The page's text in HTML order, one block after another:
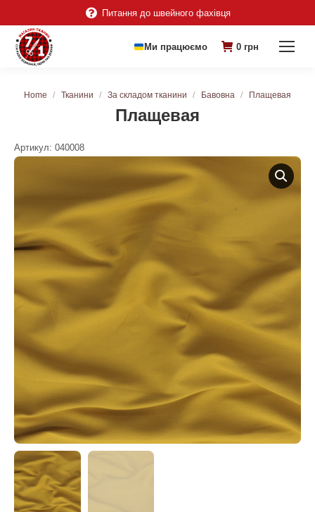
Питання до швейного фахівця
Ми працюємо 0 грн
Плащевая
You are here:
Home Тканини За складом тканини Бавовна Плащевая
Артикул: 040008